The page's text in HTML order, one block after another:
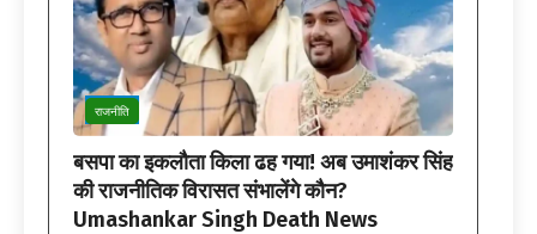
राजनीति
बसपा का इकलौता किला ढह गया! अब उमाशंकर सिंह
की राजनीतिक विरासत संभालेंगे कौन?
Umashankar Singh Death News